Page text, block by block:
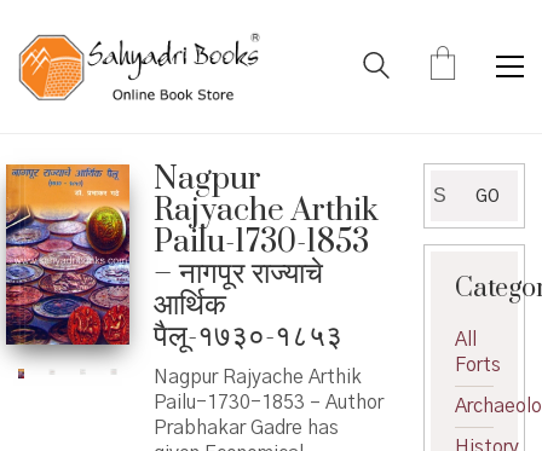
Nagpur
Rajyache Arthik
Pailu-1730-1853
– नागपूर राज्याचे
आर्थिक
पैलू-१७३०-१८५३
Nagpur Rajyache Arthik
Pailu-1730-1853 – Author
Prabhakar Gadre has
for:
GO
All
Forts